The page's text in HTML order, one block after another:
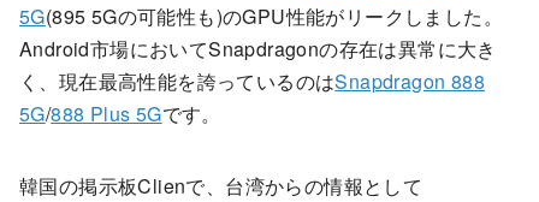
5G(895 5Gの可能性も)のGPU性能がリークしました。
Android市場においてSnapdragonの存在は異常に大き
く、現在最高性能を誇っているのはSnapdragon 888
5G/888 Plus 5Gです。
韓国の掲示板Clienで、台湾からの情報として